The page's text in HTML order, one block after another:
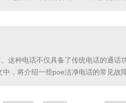
这种电话不仅具备了传统电话的通
，将介绍一些poe洁净电话的常见故